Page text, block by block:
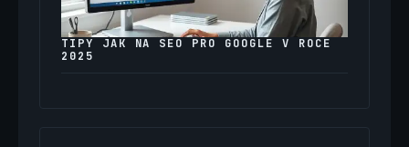
TIPY JAK NA SEO PRO GOOGLE V ROCE
2025